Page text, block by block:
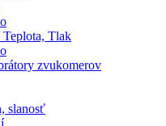
Tlak
zvukomerov
slanosť